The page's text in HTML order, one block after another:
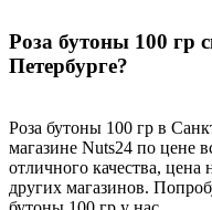
Роза бутоны 100 гр
Петербурге?
Роза бутоны 100 гр в
магазине Nuts24 по цене
отличного качества,
других магазинов.